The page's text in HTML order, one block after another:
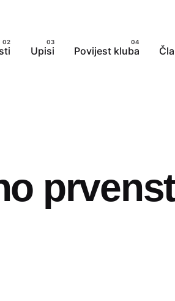
Upisi Povijest kluba